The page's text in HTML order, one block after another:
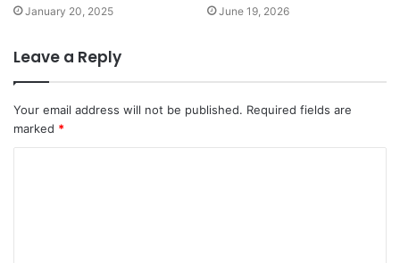
January 20, 2025 June 19, 2026
Leave a Reply
Your email address will not be published. Required fields are
marked *